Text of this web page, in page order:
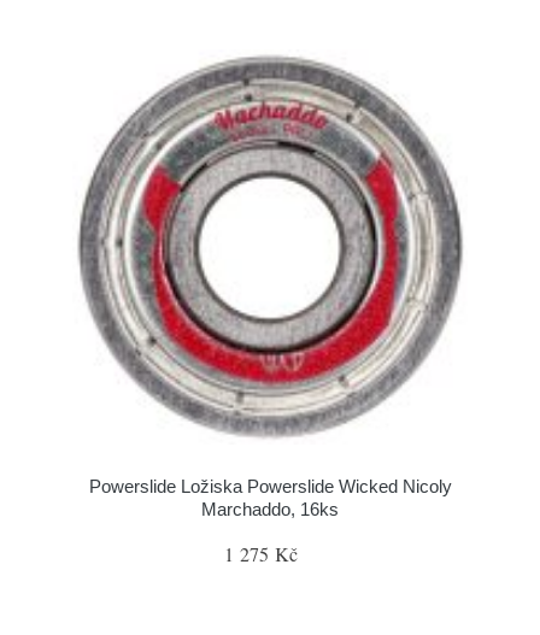
Powerslide Ložiska Powerslide Wicked Nicoly
Marchaddo, 16ks
1 275 Kč